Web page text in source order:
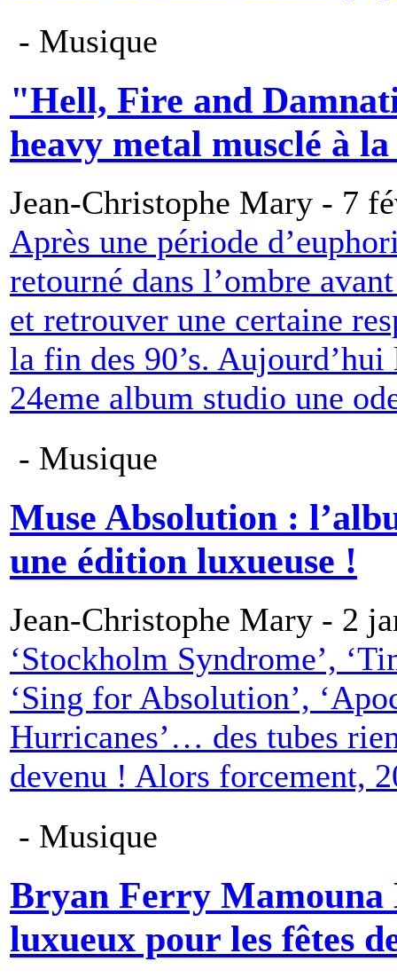
- Musique
"Hell, Fire and
heavy metal musclé à
Jean-Christophe Mary - 7
Après une période
retourné dans l’ombre
et retrouver une certaine
la fin des 90’s.
24eme album studio une
- Musique
Muse Absolution :
une édition luxueuse !
Jean-Christophe Mary - 2
‘Stockholm Syndrome’,
‘Sing for Absolution’,
Hurricanes’… des tubes
devenu ! Alors forcement,
- Musique
Bryan Ferry
luxueux pour les fêtes